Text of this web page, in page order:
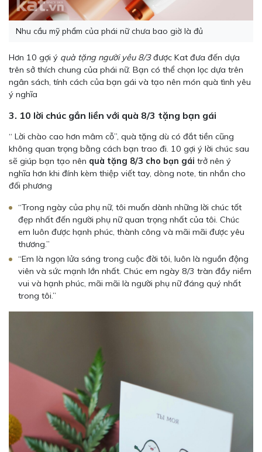
Nhu cầu mỹ phẩm của phái nữ chưa bao giờ là đủ
Hơn 10 gợi ý quà tặng người yêu 8/3được Kat đưa đến dựa
trên sở thích chung của phái nữ. Bạn có thể chọn lọc dựa trên
ngân sách, tính cách của bạn gái và tạo nên món quà tình yêu
ý nghĩa
3. 10 lời chúc gắn liền với quà 8/3 tặng bạn gái
“ Lời chào cao hơn mâm cỗ”, quà tặng dù có đắt tiền cũng
không quan trọng bằng cách bạn trao đi. 10 gợi ý lời chúc sau
sẽ giúp bạn tạo nên quà tặng 8/3 cho bạn gái trở nên ý
nghĩa hơn khi đính kèm thiệp viết tay, dòng note, tin nhắn cho
đối phương
“Trong ngày của phụ nữ, tôi muốn dành những lời chúc tốt
đẹp nhất đến người phụ nữ quan trọng nhất của tôi. Chúc
em luôn được hạnh phúc, thành công và mãi mãi được yêu
thương.”
“Em là ngọn lửa sáng trong cuộc đời tôi, luôn là nguồn động
viên và sức mạnh lớn nhất. Chúc em ngày 8/3 tràn đầy niềm
vui và hạnh phúc, mãi mãi là người phụ nữ đáng quý nhất
trong tôi.”